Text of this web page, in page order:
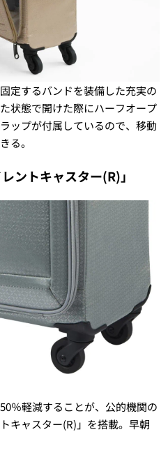
定するバンドを装備した充実の
状態で開けた際にハーフオープ
ップが付属しているので、移動
る。
ントキャスター(R)」
％軽減することが、公的機関の
キャスター(R)」を搭載。早朝